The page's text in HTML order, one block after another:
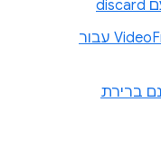
שימוש ב-displaySize של VideoFrame עבור
ברירת